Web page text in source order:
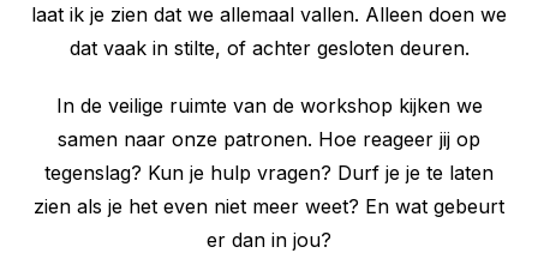
laat ik je zien dat we allemaal vallen. Alleen doen we
dat vaak in stilte, of achter gesloten deuren.
In de veilige ruimte van de workshop kijken we
samen naar onze patronen. Hoe reageer jij op
tegenslag? Kun je hulp vragen? Durf je je te laten
zien als je het even niet meer weet? En wat gebeurt
er dan in jou?